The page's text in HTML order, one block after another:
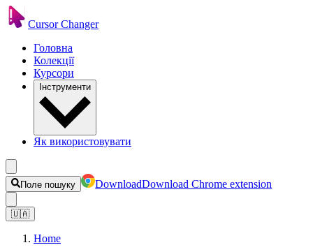
Cursor Changer
Головна
Колекції
Курсори
Інструменти
Як використовувати
Поле пошуку DownloadDownload Chrome extension
🇺🇦
Home